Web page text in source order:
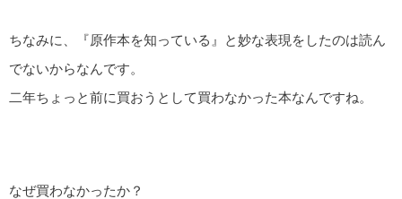
ちなみに、『原作本を知っている』と妙な表現をしたのは読ん
でないからなんです。
二年ちょっと前に買おうとして買わなかった本なんですね。
なぜ買わなかったか？